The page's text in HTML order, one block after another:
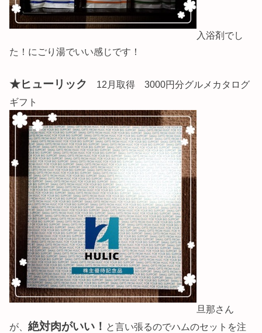
入浴剤でし
た！にごり湯でいい感じです！
★ヒューリック
12月取得 3000円分グルメカタログ
ギフト
旦那さん
が、絶対肉がいい！ と言い張るのでハムのセットを注